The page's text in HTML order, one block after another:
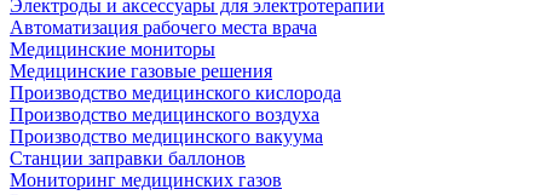
Электроды и аксессуары для электротерапии
Автоматизация рабочего места врача
Медицинские мониторы
Медицинские газовые решения
Производство медицинского кислорода
Производство медицинского воздуха
Производство медицинского вакуума
Станции заправки баллонов
Мониторинг медицинских газов